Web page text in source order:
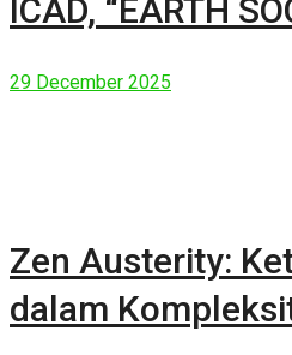
ICAD, “EARTH
29 December 2025
Zen Austerity:
dalam